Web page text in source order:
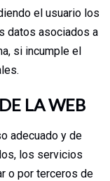
el usuario los
datos asociados a
si incumple el
LA WEB
adecuado y de
los servicios
o por terceros de